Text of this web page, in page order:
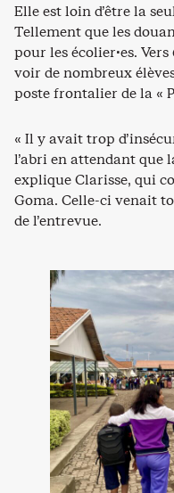
Elle est loin d’être la
Tellement que les
pour les écolier·es.
voir de nombreux
poste frontalier de la «
« Il y avait trop
l’abri en attendant que
explique Clarisse, qui
Goma. Celle-ci venait
de l’entrevue.